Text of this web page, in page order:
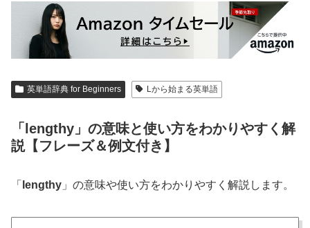
英単語辞典 for Beginners Lから始まる英単語
「lengthy」の意味と使い方をわかりやすく解
説【フレーズ＆例文付き】
「 lengthy 」の意味や使い方をわかりやすく解説します。